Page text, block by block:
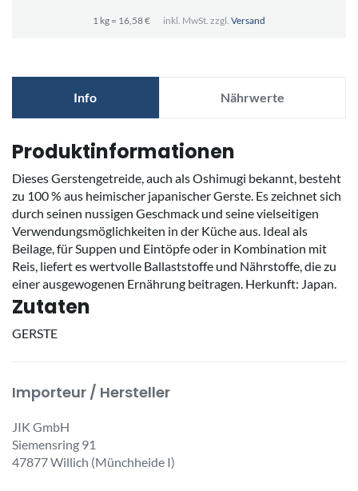
1 kg = 16,58 € inkl. MwSt. zzgl. Versand
Info Nährwerte
Produktinformationen
Dieses Gerstengetreide, auch als Oshimugi bekannt, besteht
zu 100 % aus heimischer japanischer Gerste. Es zeichnet sich
durch seinen nussigen Geschmack und seine vielseitigen
Verwendungsmöglichkeiten in der Küche aus. Ideal als
Beilage, für Suppen und Eintöpfe oder in Kombination mit
Reis, liefert es wertvolle Ballaststoffe und Nährstoffe, die zu
einer ausgewogenen Ernährung beitragen. Herkunft: Japan.
Zutaten
GERSTE
Importeur / Hersteller
JIK GmbH
Siemensring 91
47877 Willich (Münchheide I)